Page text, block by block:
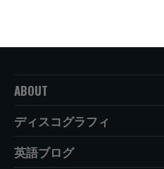
ABOUT
ディスコグラフィ
英語ブログ